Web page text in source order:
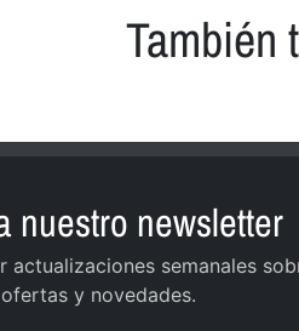
También
nuestro newsletter
actualizaciones semanales
y novedades.